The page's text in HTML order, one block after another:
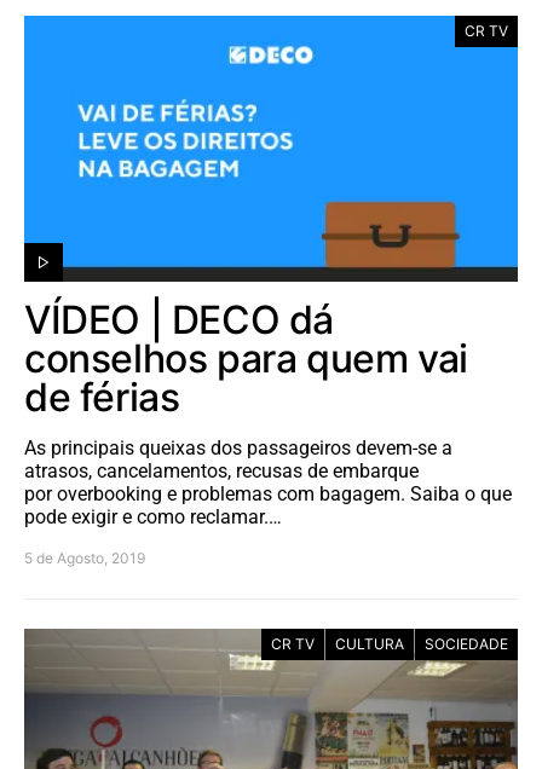
CR TV
VÍDEO | DECO dá
conselhos para quem vai
de férias
As principais queixas dos passageiros devem-se a
atrasos, cancelamentos, recusas de embarque
por overbooking e problemas com bagagem. Saiba o que
pode exigir e como reclamar.…
5 de Agosto, 2019
CR TV CULTURA SOCIEDADE